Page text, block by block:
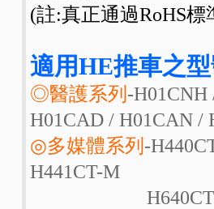
(註:真正通過RoHS
適用HE推車之
◎醫護系列 -H01CNH
H01CAD / H01CAN /
◎多媒體系列 -
H441CT-M
H640CT /